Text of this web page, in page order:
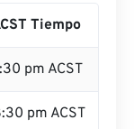
Tiempo
pm ACST
pm ACST